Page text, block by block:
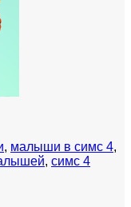
, малыши в симс 4,
, симс 4